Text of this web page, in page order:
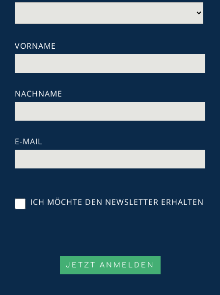
VORNAME
NACHNAME
E-MAIL
ICH MÖCHTE DEN NEWSLETTER ERHALTEN